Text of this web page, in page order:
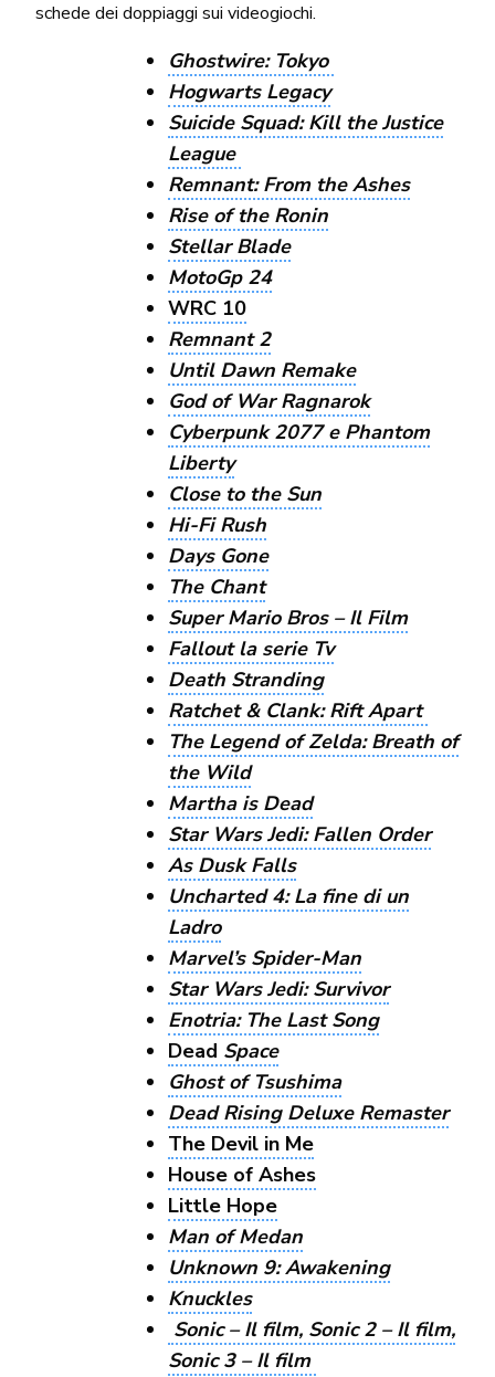
schede dei doppiaggi sui videogiochi.
Ghostwire: Tokyo
Hogwarts Legacy
Suicide Squad: Kill the Justice
League
Remnant: From the Ashes
Rise of the Ronin
Stellar Blade
MotoGp 24
WRC 10
Remnant 2
Until Dawn Remake
God of War Ragnarok
Cyberpunk 2077 e Phantom
Liberty
Close to the Sun
Hi-Fi Rush
Days Gone
The Chant
Super Mario Bros – Il Film
Fallout la serie Tv
Death Stranding
Ratchet & Clank: Rift Apart
The Legend of Zelda: Breath of
the Wild
Martha is Dead
Star Wars Jedi: Fallen Order
As Dusk Falls
Uncharted 4: La fine di un
Ladro
Marvel’s Spider-Man
Star Wars Jedi: Survivor
Enotria: The Last Song
Dead Space
Ghost of Tsushima
Dead Rising Deluxe Remaster
The Devil in Me
House of Ashes
Little Hope
Man of Medan
Unknown 9: Awakening
Knuckles
Sonic – Il film, Sonic 2 – Il film,
Sonic 3 – Il film